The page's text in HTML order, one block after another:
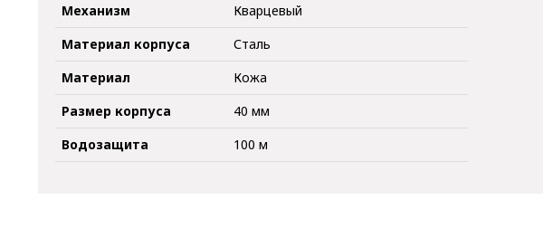
Механизм
Кварцевый
Материал корпуса
Сталь
Материал
Кожа
Размер корпуса
40 мм
Водозащита
100 м